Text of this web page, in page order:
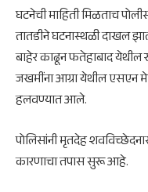
घटनेची माहिती मिळताच
तातडीने घटनास्थळी दाखल
बाहेर काढून फतेहाबाद
जखमींना आग्रा येथील एसएन
हलवण्यात आले.
पोलिसांनी मृतदेह
कारणाचा तपास सुरू आहे.